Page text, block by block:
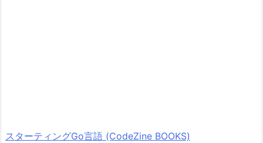
スターティングGo言語 (CodeZine BOOKS)